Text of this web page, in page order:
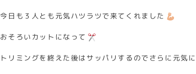
今日も３人とも元気ハツラツで来てくれました
おそろいカットになって
トリミングを終えた後はサッパリするのでさらに元気